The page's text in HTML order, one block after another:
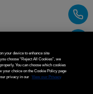
your device to enhance site
choose “Reject All Cookies”, we
You can choose which cookies
your choice on the Cookie Policy page
privacy in our
View our Privacy